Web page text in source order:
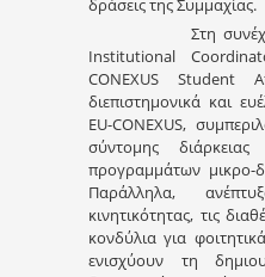
δράσεις της Συμμαχίας.
Στη συνέχεια, η
Institutional
CONEXUS Student
διεπιστημονικά και
EU-CONEXUS,
σύντομης
προγραμμάτων μικρο-
Παράλληλα,
κινητικότητας, τις
κονδύλια για
ενισχύουν τη